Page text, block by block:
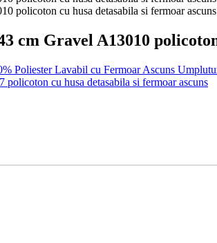
cm Gravel A13010
Poliester Lavabil cu Fermoar Ascuns
cu husa detasabila si fermoar ascuns